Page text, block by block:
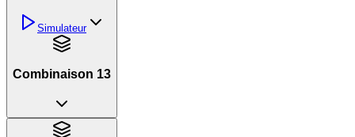
Simulateur
Combinaison 13